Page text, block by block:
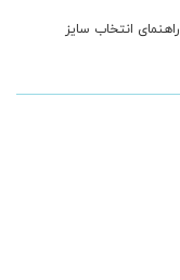
راهنمای انتخاب سایز